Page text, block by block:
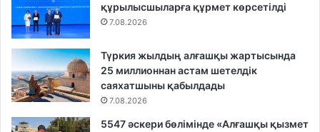
құрылысшыларға құрмет көрсетілді
7.08.2026
Түркия жылдың алғашқы жартысында
25 миллионнан астам шетелдік
саяхатшыны қабылдады
7.08.2026
5547 әскери бөлімінде «Алғашқы қызмет